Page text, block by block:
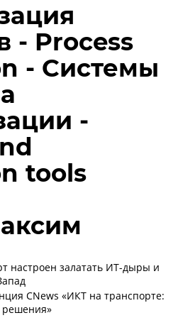
- Process
- Системы
-
tools
настроен залатать ИТ-дыры и
CNews «ИКТ на транспорте:
решения»